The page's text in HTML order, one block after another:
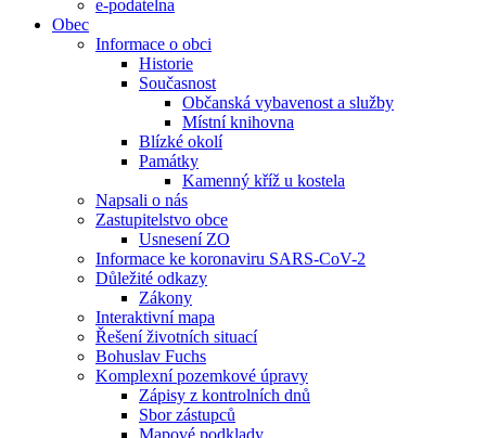
e-podatelna
Obec
Informace o obci
Historie
Současnost
Občanská vybavenost a služby
Místní knihovna
Blízké okolí
Památky
Kamenný kříž u kostela
Napsali o nás
Zastupitelstvo obce
Usnesení ZO
Informace ke koronaviru SARS-CoV-2
Důležité odkazy
Zákony
Interaktivní mapa
Řešení životních situací
Bohuslav Fuchs
Komplexní pozemkové úpravy
Zápisy z kontrolních dnů
Sbor zástupců
Mapové podklady